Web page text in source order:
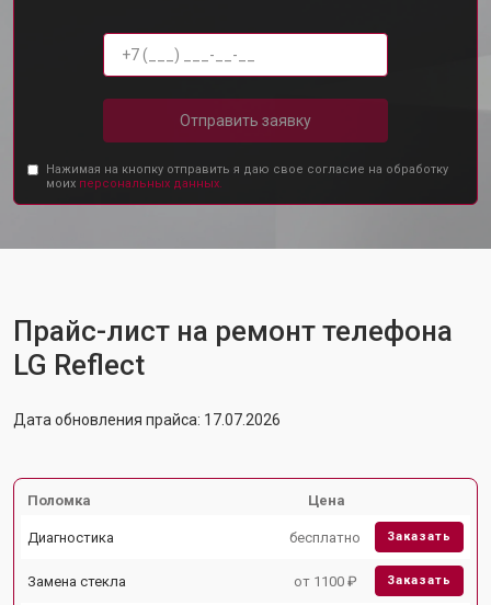
Отправить заявку
Нажимая на кнопку отправить я даю свое согласие на обработку
моих персональных данных.
Прайс-лист на ремонт телефона
LG Reflect
Дата обновления прайса: 17.07.2026
Поломка Цена
Диагностика бесплатно Заказать
Замена стекла от 1100 ₽ Заказать